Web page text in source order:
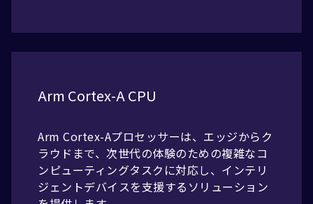
Arm Cortex-A CPU
Arm Cortex-Aプロセッサーは、エッジからク
ラウドまで、次世代の体験のための複雑なコ
ンピューティングタスクに対応し、インテリ
ジェントデバイスを支援するソリューション